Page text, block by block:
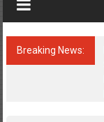
Jawa
Barat
Inspirasi
Breaking News: